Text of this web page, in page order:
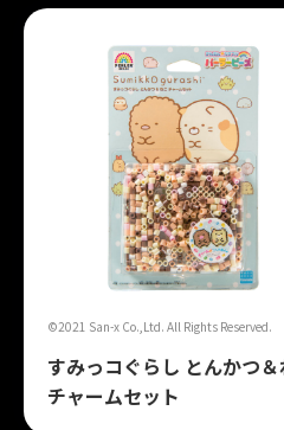
©2021 San-x Co.,Ltd. All Rights Reserved.
すみっコぐらし とんかつ＆
チャームセット